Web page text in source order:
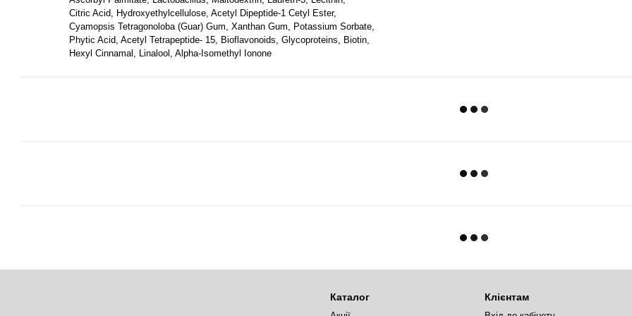
Citric Acid, Hydroxyethylcellulose, Acetyl Dipeptide-1 Cetyl Ester,
Cyamopsis Tetragonoloba (Guar) Gum, Xanthan Gum, Potassium Sorbate,
Phytic Acid, Acetyl Tetrapeptide- 15, Bioflavonoids, Glycoproteins, Biotin,
Hexyl Cinnamal, Linalool, Alpha-Isomethyl Ionone
Каталог Клієнтам